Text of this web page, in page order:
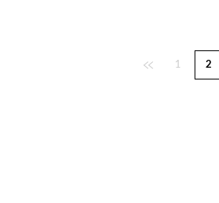
1 2